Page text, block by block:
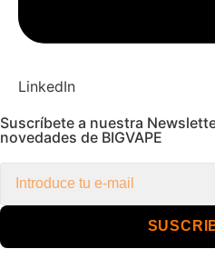
LinkedIn
Suscríbete a nuestra
novedades de BIGVAPE